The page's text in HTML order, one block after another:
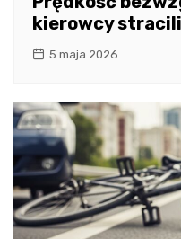
kierowcy
5 maja 2026